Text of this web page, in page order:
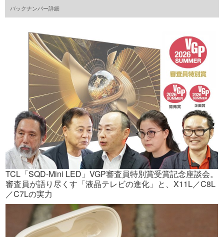
バックナンバー詳細
TCL「SQD-Mini LED」VGP審査員特別賞受賞記念座談会。
審査員が語り尽くす「液晶テレビの進化」と、X11L／C8L
／C7Lの実力